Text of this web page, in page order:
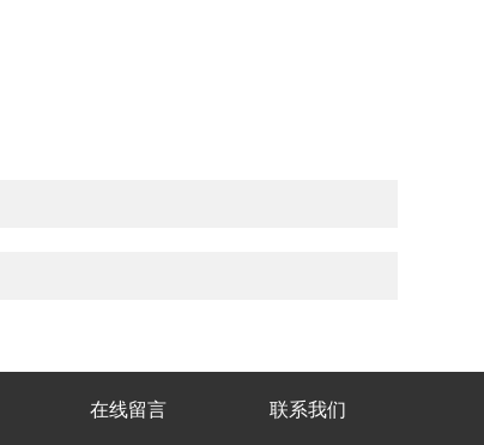
在线留言 联系我们